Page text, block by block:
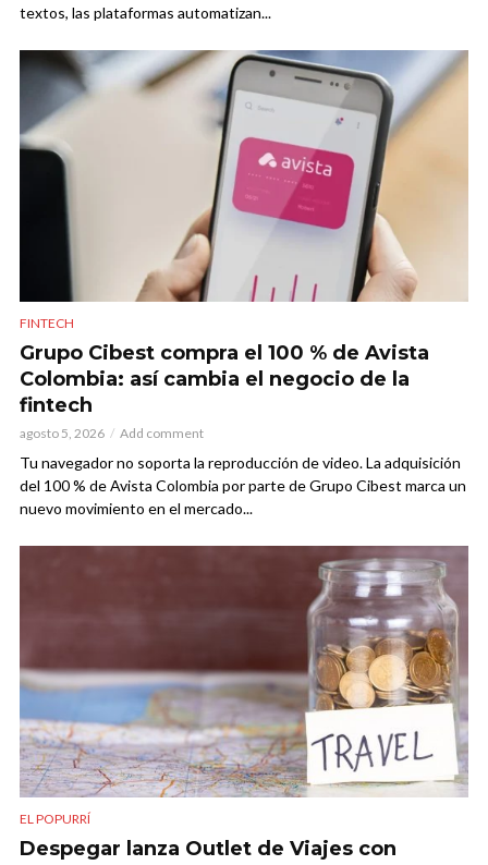
textos, las plataformas automatizan...
FINTECH
Grupo Cibest compra el 100 % de Avista
Colombia: así cambia el negocio de la
fintech
agosto 5, 2026 Add comment
Tu navegador no soporta la reproducción de video. La adquisición
del 100 % de Avista Colombia por parte de Grupo Cibest marca un
nuevo movimiento en el mercado...
EL POPURRÍ
Despegar lanza Outlet de Viajes con